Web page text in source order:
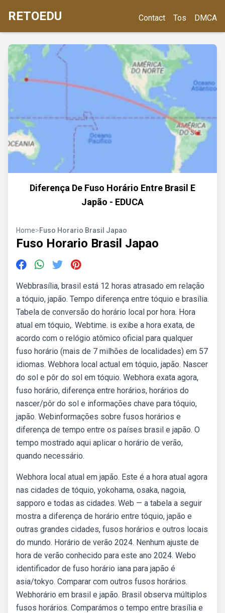
RETOEDU Contact Tos DMCA
Diferença De Fuso Horário Entre Brasil E
Japão - EDUCA
Home>Fuso Horario Brasil Japao
Fuso Horario Brasil Japao
Webbrasília, brasil está 12 horas atrasado em relação
a tóquio, japão. Tempo diferença entre tóquio e brasília.
Tabela de conversão do horário local por hora. Hora
atual em tóquio,. Webtime. is exibe a hora exata, de
acordo com o relógio atômico oficial para qualquer
fuso horário (mais de 7 milhões de localidades) em 57
idiomas. Webhora local actual em tóquio, japão. Nascer
do sol e pôr do sol em tóquio. Webhora exata agora,
fuso horário, diferença entre horários, horários do
nascer/pôr do sol e informações chave para tóquio,
japão. Webinformações sobre fusos horários e
diferença de tempo entre os países brasil e japão. O
tempo mostrado aqui aplicar o horário de verão,
quando necessário.
Webhora local atual em japão. Este é a hora atual agora
nas cidades de tóquio, yokohama, osaka, nagoia,
sapporo e todas as cidades. Web — a tabela a seguir
mostra a diferença de horário entre tóquio, japão e
outras grandes cidades, fusos horários e outros locais
do mundo. Horário de verão 2024. Nenhum ajuste de
hora de verão conhecido para este ano 2024. Webo
identificador de fuso horário iana para japão é
asia/tokyo. Comparar com outros fusos horários.
Webhorário em brasil e japão. Brasil observa múltiplos
fusos horários. Comparámos o tempo entre brasília e